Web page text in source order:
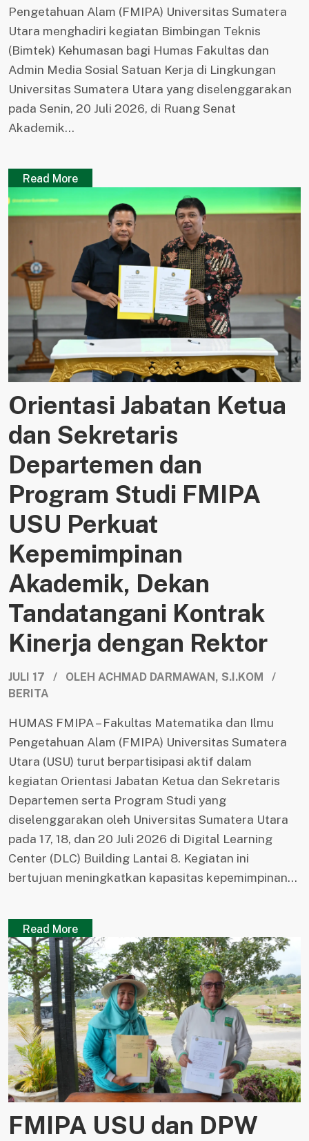
Pengetahuan Alam (FMIPA) Universitas Sumatera
Utara menghadiri kegiatan Bimbingan Teknis
(Bimtek) Kehumasan bagi Humas Fakultas dan
Admin Media Sosial Satuan Kerja di Lingkungan
Universitas Sumatera Utara yang diselenggarakan
pada Senin, 20 Juli 2026, di Ruang Senat
Akademik...
Read More
Orientasi Jabatan Ketua
dan Sekretaris
Departemen dan
Program Studi FMIPA
USU Perkuat
Kepemimpinan
Akademik, Dekan
Tandatangani Kontrak
Kinerja dengan Rektor
JULI 17 / OLEH ACHMAD DARMAWAN, S.I.KOM /
BERITA
HUMAS FMIPA – Fakultas Matematika dan Ilmu
Pengetahuan Alam (FMIPA) Universitas Sumatera
Utara (USU) turut berpartisipasi aktif dalam
kegiatan Orientasi Jabatan Ketua dan Sekretaris
Departemen serta Program Studi yang
diselenggarakan oleh Universitas Sumatera Utara
pada 17, 18, dan 20 Juli 2026 di Digital Learning
Center (DLC) Building Lantai 8. Kegiatan ini
bertujuan meningkatkan kapasitas kepemimpinan...
Read More
FMIPA USU dan DPW